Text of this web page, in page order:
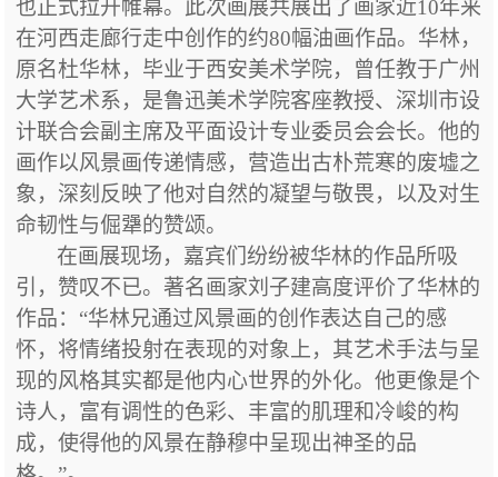
也正式拉开帷幕。此次画展共展出了画家近10年来
在河西走廊行走中创作的约80幅油画作品。华林，
原名杜华林，毕业于西安美术学院，曾任教于广州
大学艺术系，是鲁迅美术学院客座教授、深圳市设
计联合会副主席及平面设计专业委员会会长。他的
画作以风景画传递情感，营造出古朴荒寒的废墟之
象，深刻反映了他对自然的凝望与敬畏，以及对生
命韧性与倔犟的赞颂。
在画展现场，嘉宾们纷纷被华林的作品所吸
引，赞叹不已。著名画家刘子建高度评价了华林的
作品： “华林兄通过风景画的创作表达自己的感
怀，将情绪投射在表现的对象上，其艺术手法与呈
现的风格其实都是他内心世界的外化。他更像是个
诗人，富有调性的色彩、丰富的肌理和冷峻的构
成，使得他的风景在静穆中呈现出神圣的品